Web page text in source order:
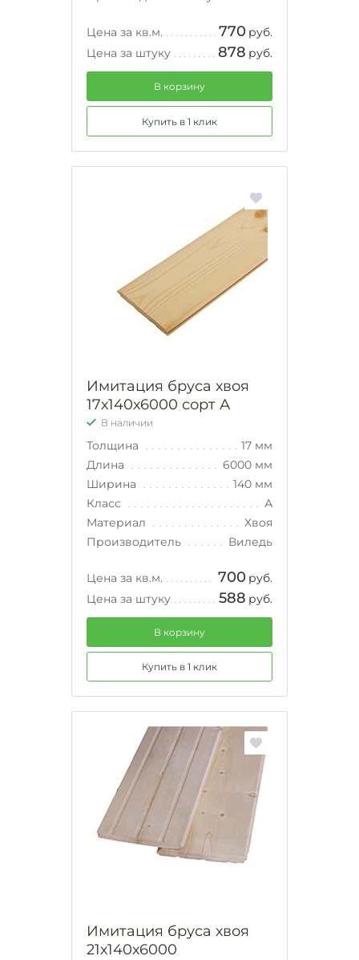
Цена за кв.м. 770 руб.
Цена за штуку
878 руб.
В корзину
Купить в 1 клик
Имитация бруса хвоя
17х140х6000 сорт А
В наличии
Толщина
17 мм
Длина
6000 мм
Ширина
140 мм
Класс
А
Материал
Хвоя
Производитель
Виледь
Цена за кв.м. 700 руб.
Цена за штуку
588 руб.
В корзину
Купить в 1 клик
Имитация бруса хвоя
21х140х6000